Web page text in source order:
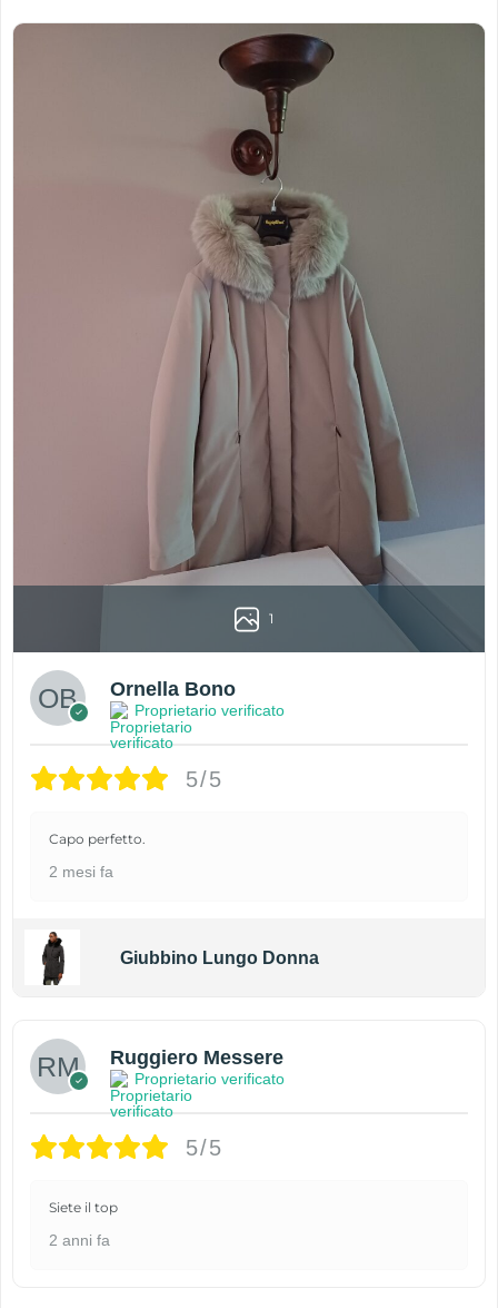
1
Ornella Bono
Proprietario verificato
5/5
Capo perfetto.
2 mesi fa
Giubbino Lungo Donna
Ruggiero Messere
Proprietario verificato
5/5
Siete il top
2 anni fa